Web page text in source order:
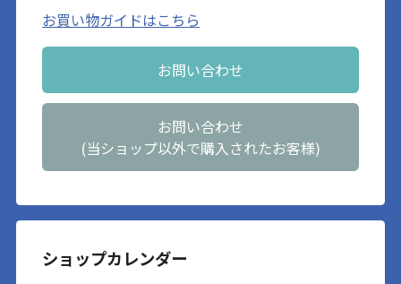
お買い物ガイドはこちら
お問い合わせ
お問い合わせ
(当ショップ以外で購入されたお客様)
ショップカレンダー